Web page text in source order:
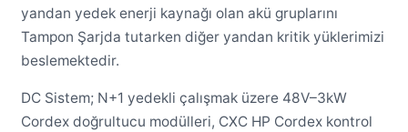
yandan yedek enerji kaynağı olan akü gruplarını
Tampon Şarjda tutarken diğer yandan kritik yüklerimizi
beslemektedir.
DC Sistem; N+1 yedekli çalışmak üzere 48V–3kW
Cordex doğrultucu modülleri, CXC HP Cordex kontrol